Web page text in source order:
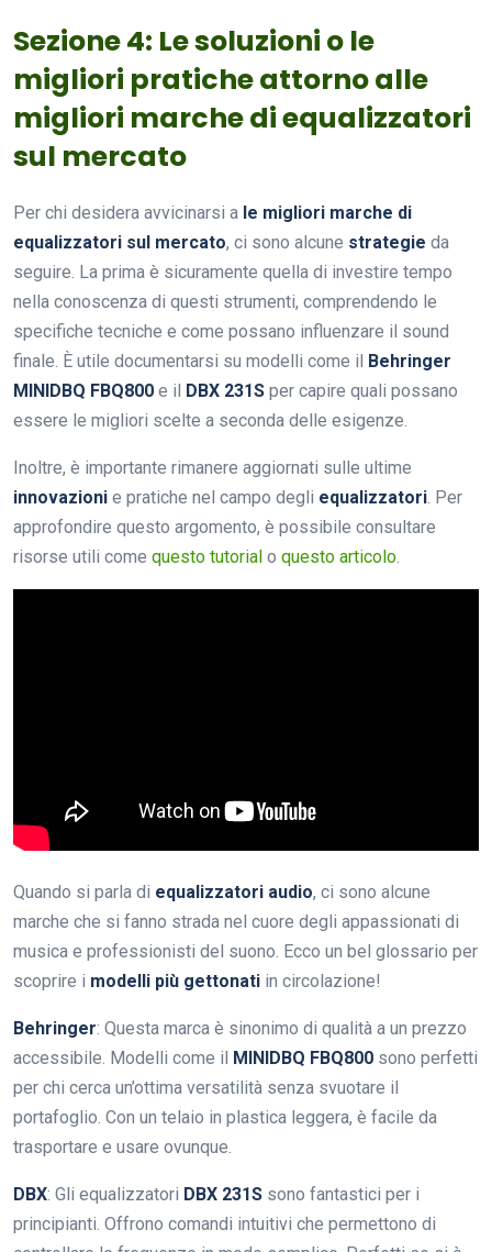
Sezione 4: Le soluzioni o le
migliori pratiche attorno alle
migliori marche di equalizzatori
sul mercato
Per chi desidera avvicinarsi a le migliori marche di
equalizzatori sul mercato, ci sono alcune strategie da
seguire. La prima è sicuramente quella di investire tempo
nella conoscenza di questi strumenti, comprendendo le
specifiche tecniche e come possano influenzare il sound
finale. È utile documentarsi su modelli come il Behringer
MINIDBQ FBQ800 e il DBX 231S per capire quali possano
essere le migliori scelte a seconda delle esigenze.
Inoltre, è importante rimanere aggiornati sulle ultime
innovazioni e pratiche nel campo degli equalizzatori. Per
approfondire questo argomento, è possibile consultare
risorse utili come questo tutorial o questo articolo.
Quando si parla di equalizzatori audio, ci sono alcune
marche che si fanno strada nel cuore degli appassionati di
musica e professionisti del suono. Ecco un bel glossario per
scoprire i modelli più gettonati in circolazione!
Behringer: Questa marca è sinonimo di qualità a un prezzo
accessibile. Modelli come il
MINIDBQ FBQ800 sono perfetti
per chi cerca un’ottima versatilità senza svuotare il
portafoglio. Con un telaio in plastica leggera, è facile da
trasportare e usare ovunque.
DBX: Gli equalizzatori DBX 231S sono fantastici per i
principianti. Offrono comandi intuitivi che permettono di